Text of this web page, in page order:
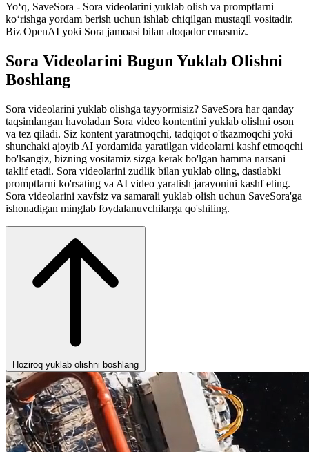
Yo‘q, SaveSora - Sora videolarini yuklab olish va promptlarni
ko‘rishga yordam berish uchun ishlab chiqilgan mustaqil vositadir.
Biz OpenAI yoki Sora jamoasi bilan aloqador emasmiz.
Sora Videolarini Bugun Yuklab Olishni
Boshlang
Sora videolarini yuklab olishga tayyormisiz? SaveSora har qanday
taqsimlangan havoladan Sora video kontentini yuklab olishni oson
va tez qiladi. Siz kontent yaratmoqchi, tadqiqot o'tkazmoqchi yoki
shunchaki ajoyib AI yordamida yaratilgan videolarni kashf etmoqchi
bo'lsangiz, bizning vositamiz sizga kerak bo'lgan hamma narsani
taklif etadi. Sora videolarini zudlik bilan yuklab oling, dastlabki
promptlarni ko'rsating va AI video yaratish jarayonini kashf eting.
Sora videolarini xavfsiz va samarali yuklab olish uchun SaveSora'ga
ishonadigan minglab foydalanuvchilarga qo'shiling.
Hoziroq yuklab olishni boshlang